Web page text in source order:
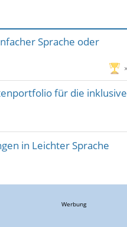
Sprache oder
für die inklusive
in Leichter Sprache
Werbung